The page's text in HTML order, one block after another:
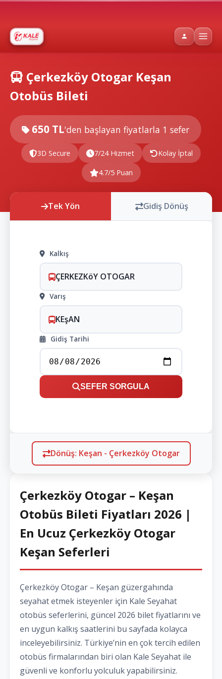
Çerkezköy Otogar Keşan
Otobüs Bileti
650 TL'den başlayan fiyatlarla 1 sefer
3D Secure 7/24 Hizmet Kolay İptal
4.7/5 Puan
Tek Yön Gidiş Dönüş
Kalkış
ÇERKEZKöY OTOGAR
Varış
KEşAN
Gidiş Tarihi
SEFER SORGULA
Dönüş: Keşan - Çerkezköy Otogar
Çerkezköy Otogar – Keşan
Otobüs Bileti Fiyatları 2026 |
En Ucuz Çerkezköy Otogar
Keşan Seferleri
Çerkezköy Otogar – Keşan güzergahında
seyahat etmek isteyenler için Kale Seyahat
otobüs seferlerini, güncel 2026 bilet fiyatlarını ve
en uygun kalkış saatlerini bu sayfada kolayca
inceleyebilirsiniz. Türkiye’nin en çok tercih edilen
otobüs firmalarından biri olan Kale Seyahat ile
güvenli ve konforlu yolculuk yapabilirsiniz.